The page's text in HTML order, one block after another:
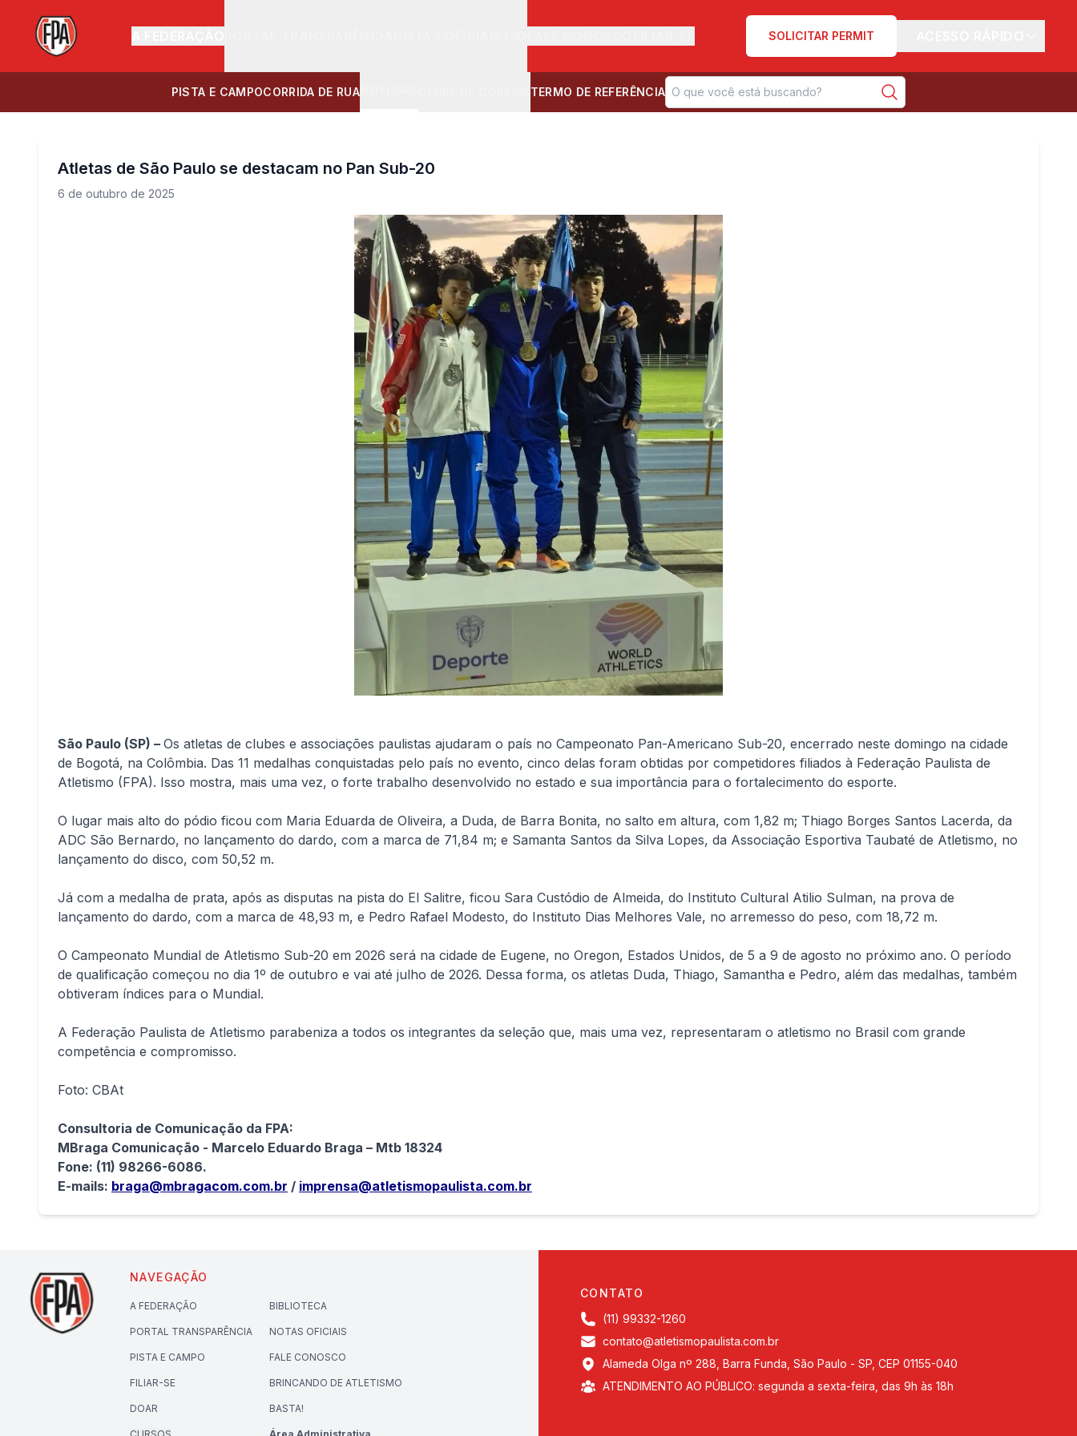
SOLICITAR PERMIT
PISTA E CAMPOCORRIDA DE RUA TERMO DE REFERÊNCIA
Atletas de São Paulo se destacam no Pan Sub-20
6 de outubro de 2025
São Paulo (SP) – Os atletas de clubes e associações paulistas ajudaram o país no Campeonato Pan-Americano Sub-20, encerrado neste domingo na cidade
de Bogotá, na Colômbia. Das 11 medalhas conquistadas pelo país no evento, cinco delas foram obtidas por competidores filiados à Federação Paulista de
Atletismo (FPA). Isso mostra, mais uma vez, o forte trabalho desenvolvido no estado e sua importância para o fortalecimento do esporte.
O lugar mais alto do pódio ficou com Maria Eduarda de Oliveira, a Duda, de Barra Bonita, no salto em altura, com 1,82 m; Thiago Borges Santos Lacerda, da
ADC São Bernardo, no lançamento do dardo, com a marca de 71,84 m; e Samanta Santos da Silva Lopes, da Associação Esportiva Taubaté de Atletismo, no
lançamento do disco, com 50,52 m.
Já com a medalha de prata, após as disputas na pista do El Salitre, ficou Sara Custódio de Almeida, do Instituto Cultural Atilio Sulman, na prova de
lançamento do dardo, com a marca de 48,93 m, e Pedro Rafael Modesto, do Instituto Dias Melhores Vale, no arremesso do peso, com 18,72 m.
O Campeonato Mundial de Atletismo Sub-20 em 2026 será na cidade de Eugene, no Oregon, Estados Unidos, de 5 a 9 de agosto no próximo ano. O período
de qualificação começou no dia 1º de outubro e vai até julho de 2026. Dessa forma, os atletas Duda, Thiago, Samantha e Pedro, além das medalhas, também
obtiveram índices para o Mundial.
A Federação Paulista de Atletismo parabeniza a todos os integrantes da seleção que, mais uma vez, representaram o atletismo no Brasil com grande
competência e compromisso.
Foto: CBAt
Consultoria de Comunicação da FPA:
MBraga Comunicação - Marcelo Eduardo Braga – Mtb 18324
Fone: (11) 98266-6086.
E-mails: braga@mbragacom.com.br / imprensa@atletismopaulista.com.br
NAVEGAÇÃO
A FEDERAÇÃO BIBLIOTECA
PORTAL TRANSPARÊNCIA NOTAS OFICIAIS
PISTA E CAMPO FALE CONOSCO
FILIAR-SE BRINCANDO DE ATLETISMO
DOAR BASTA!
CONTATO
(11) 99332-1260
contato@atletismopaulista.com.br
Alameda Olga nº 288, Barra Funda, São Paulo - SP, CEP 01155-040
ATENDIMENTO AO PÚBLICO: segunda a sexta-feira, das 9h às 18h